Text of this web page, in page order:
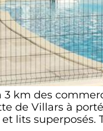
3 km des
de Villars à
lits superposés.